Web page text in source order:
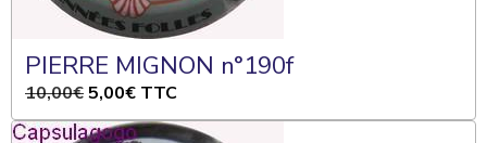
PIERRE MIGNON n°190f
10,00€5,00€ TTC